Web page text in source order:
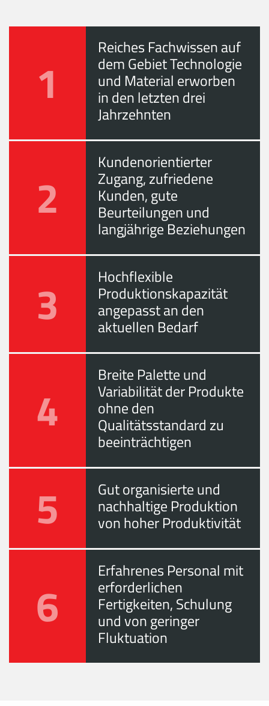
1
Reiches Fachwissen auf
dem Gebiet Technologie
und Material erworben
in den letzten drei
Jahrzehnten
2
Kundenorientierter
Zugang, zufriedene
Kunden, gute
Beurteilungen und
langjährige Beziehungen
3 Hochflexible
Produktionskapazität
angepasst an den
aktuellen Bedarf
4
Breite Palette und
Variabilität der Produkte
ohne den
Qualitätsstandard zu
beeinträchtigen
5 Gut organisierte und
nachhaltige Produktion
von hoher Produktivität
6
Erfahrenes Personal mit
erforderlichen
Fertigkeiten, Schulung
und von geringer
Fluktuation